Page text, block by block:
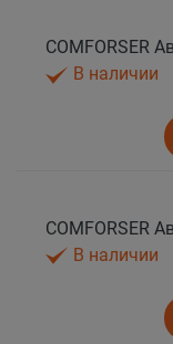
В наличии
В наличии